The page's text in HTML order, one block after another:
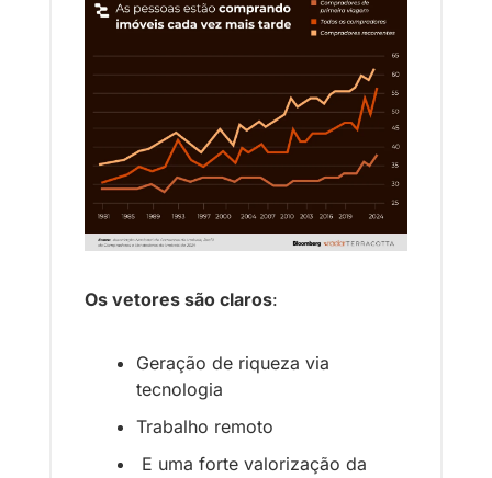
Os vetores são claros:
Geração de riqueza via
tecnologia
Trabalho remoto